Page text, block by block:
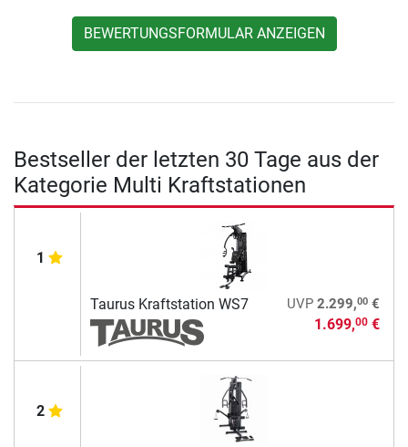
BEWERTUNGSFORMULAR ANZEIGEN
Bestseller der letzten 30 Tage aus der
Kategorie Multi Kraftstationen
1
Taurus Kraftstation WS7 UVP 2.299,00€
1.699,00€
2